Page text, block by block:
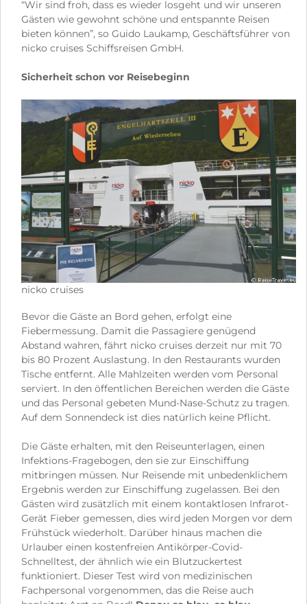
“Wir sind froh, dass es wieder losgeht und wir unseren
Gästen wie gewohnt schöne und entspannte Reisen
bieten können”, so Guido Laukamp, Geschäftsführer von
nicko cruises Schiffsreisen GmbH.
Sicherheit schon vor Reisebeginn
nicko cruises
Bevor die Gäste an Bord gehen, erfolgt eine
Fiebermessung. Damit die Passagiere genügend
Abstand wahren, fährt nicko cruises derzeit nur mit 70
bis 80 Prozent Auslastung. In den Restaurants wurden
Tische entfernt. Alle Mahlzeiten werden vom Personal
serviert. In den öffentlichen Bereichen werden die Gäste
und das Personal gebeten Mund-Nase-Schutz zu tragen.
Auf dem Sonnendeck ist dies natürlich keine Pflicht.
Die Gäste erhalten, mit den Reiseunterlagen, einen
Infektions-Fragebogen, den sie zur Einschiffung
mitbringen müssen. Nur Reisende mit unbedenklichem
Ergebnis werden zur Einschiffung zugelassen. Bei den
Gästen wird zusätzlich mit einem kontaktlosen Infrarot-
Gerät Fieber gemessen, dies wird jeden Morgen vor dem
Frühstück wiederholt. Darüber hinaus machen die
Urlauber einen kostenfreien Antikörper-Covid-
Schnelltest, der ähnlich wie ein Blutzuckertest
funktioniert. Dieser Test wird von medizinischen
Fachpersonal vorgenommen, das die Reise auch